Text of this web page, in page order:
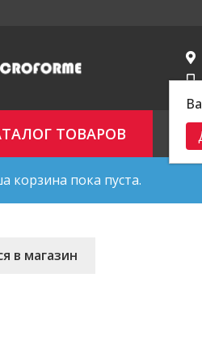
ТОВАРОВ
корзина пока пуста.
в магазин